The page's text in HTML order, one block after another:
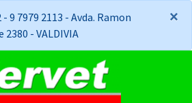
9 7979 2113 - Avda. Ramon
2380 - VALDIVIA
×
×